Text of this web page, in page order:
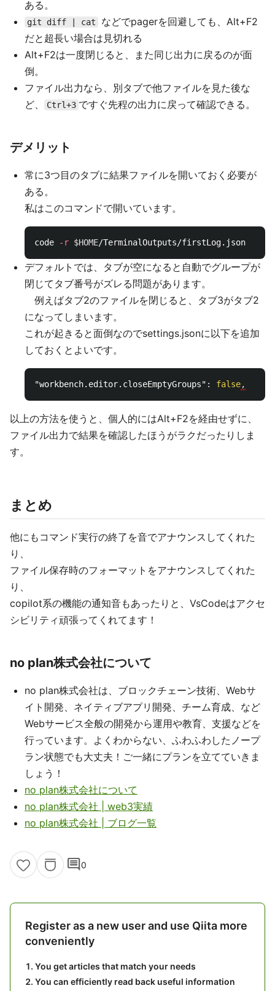
ある。
git diff | cat
などでpagerを回避しても、Alt+F2
だと超長い場合は見切れる
Alt+F2は一度閉じると、また同じ出力に戻るのが面
倒。
ファイル出力なら、別タブで他ファイルを見た後な
ど、
Ctrl+3 ですぐ先程の出力に戻って確認できる。
デメリット
常に3つ目のタブに結果ファイルを開いておく必要が
ある。
私はこのコマンドで開いています。
code -r $HOME
デフォルトでは、タブが空になると自動でグループが
閉じてタブ番号がズレる問題があります。
例えばタブ2のファイルを閉じると、タブ3がタブ2
になってしまいます。
これが起きると面倒なのでsettings.jsonに以下を追加
しておくとよいです。
"workbench.editor.closeEmptyGroups" : false,
以上の方法を使うと、個人的にはAlt+F2を経由せずに、
ファイル出力で結果を確認したほうがラクだったりしま
す。
まとめ
他にもコマンド実行の終了を音でアナウンスしてくれた
り、
ファイル保存時のフォーマットをアナウンスしてくれた
り、
copilot系の機能の通知音もあったりと、VsCodeはアクセ
シビリティ頑張ってくれてます！
no plan株式会社について
no plan株式会社は、ブロックチェーン技術、Webサ
イト開発、ネイティブアプリ開発、チーム育成、など
Webサービス全般の開発から運用や教育、支援などを
行っています。よくわからない、ふわふわしたノープ
ラン状態でも大丈夫！ご一緒にプランを立てていきま
しょう！
no plan株式会社について
no plan株式会社 | web3実績
no plan株式会社 | ブログ一覧
comment0
Register as a new user and use Qiita more
conveniently
You get articles that match your needs
You can efficiently read back useful information